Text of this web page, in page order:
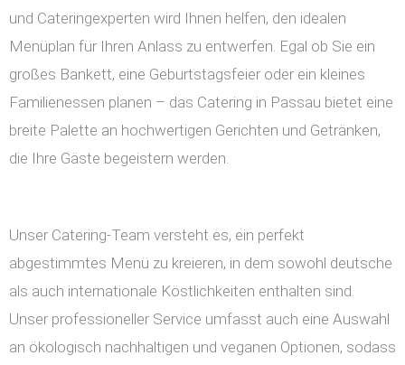
und Cateringexperten wird Ihnen helfen, den idealen
Menüplan für Ihren Anlass zu entwerfen. Egal ob Sie ein
großes Bankett, eine Geburtstagsfeier oder ein kleines
Familienessen planen – das Catering in Passau bietet eine
breite Palette an hochwertigen Gerichten und Getränken,
die Ihre Gäste begeistern werden.
Unser Catering-Team versteht es, ein perfekt
abgestimmtes Menü zu kreieren, in dem sowohl deutsche
als auch internationale Köstlichkeiten enthalten sind.
Unser professioneller Service umfasst auch eine Auswahl
an ökologisch nachhaltigen und veganen Optionen, sodass